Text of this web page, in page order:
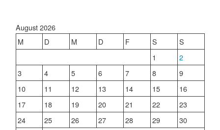
August 2026
M
D M D F S
S
1
2
3
4 5 6 7 8
9
10
11 12 13 14 15
16
17
18 19 20 21 22
23
24
25 26 27 28 29
30